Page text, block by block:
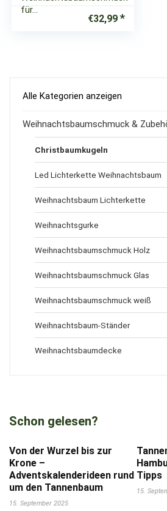
für…
€32,99
Alle Kategorien anzeigen
Weihnachtsbaumschmuck &
Christbaumkugeln
Led Lichterkette Weihnachtsbaum
Weihnachtsbaum Lichterkette
Weihnachtsgurke
Weihnachtsbaumschmuck Holz
Weihnachtsbaumschmuck Glas
Weihnachtsbaumschmuck weiß
Weihnachtsbaum-Ständer
Weihnachtsbaumdecke
Schon gelesen?
Von der Wurzel bis zur
Krone –
Adventskalenderideen rund
um den Tannenbaum
15. September 2025
Tipps
15.